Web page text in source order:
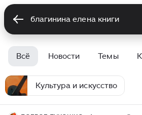
Всё Новости Темы
Культура и искусство